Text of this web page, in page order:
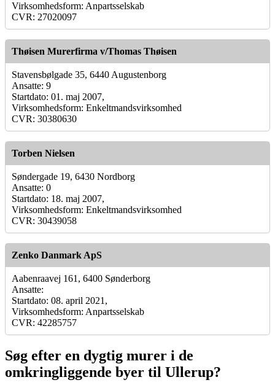
Virksomhedsform: Anpartsselskab
CVR: 27020097
Thøisen Murerfirma v/Thomas Thøisen
Stavensbølgade 35, 6440 Augustenborg
Ansatte: 9
Startdato: 01. maj 2007,
Virksomhedsform: Enkeltmandsvirksomhed
CVR: 30380630
Torben Nielsen
Søndergade 19, 6430 Nordborg
Ansatte: 0
Startdato: 18. maj 2007,
Virksomhedsform: Enkeltmandsvirksomhed
CVR: 30439058
Zenko Danmark ApS
Aabenraavej 161, 6400 Sønderborg
Ansatte:
Startdato: 08. april 2021,
Virksomhedsform: Anpartsselskab
CVR: 42285757
Søg efter en dygtig murer i de
omkringliggende byer til Ullerup?